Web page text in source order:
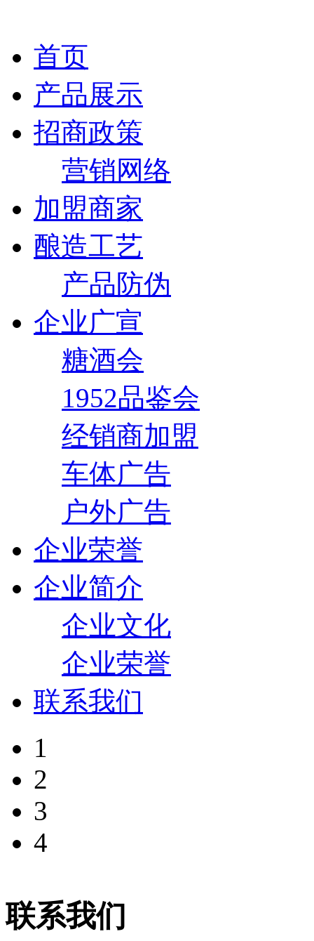
首页
产品展示
招商政策
营销网络
加盟商家
酿造工艺
产品防伪
企业广宣
糖酒会
1952品鉴会
经销商加盟
车体广告
户外广告
企业荣誉
企业简介
企业文化
企业荣誉
联系我们
1
2
3
4
联系我们